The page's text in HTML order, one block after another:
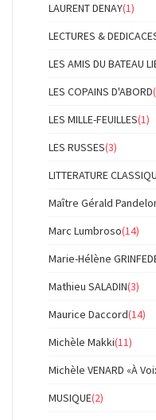
LAURENT DENAY(1)
LECTURES &
LES AMIS DU BATEAU
LES COPAINS D'ABORD
LES MILLE-FEUILLES(1)
LES RUSSES(3)
LITTERATURE
Maître Gérald
Marc Lumbroso(14)
Marie-Hélène
Mathieu SALADIN(3)
Maurice Daccord(14)
Michèle Makki(11)
Michèle VENARD «À
MUSIQUE(2)